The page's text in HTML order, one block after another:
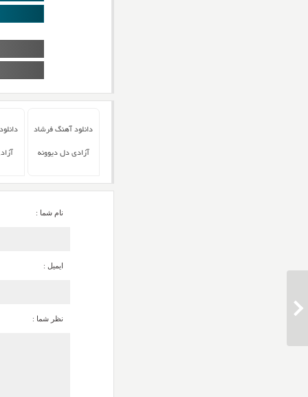
دانلود آهنگ فرشاد
آزادی دل دیوونه
نام شما :
ایمیل :
نظر شما :